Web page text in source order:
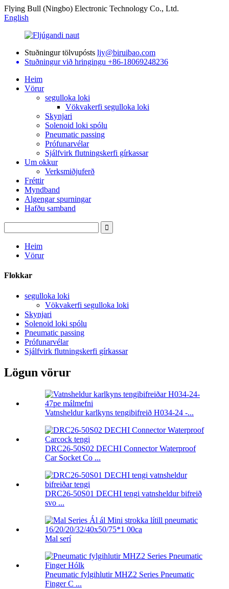
Flying Bull (Ningbo) Electronic Technology Co., Ltd.
English
Stuðningur tölvupósts ljy@biruibao.com
Stuðningur við hringingu +86-18069248236
Heim
Vörur
segulloka loki
Vökvakerfi segulloka loki
Skynjari
Solenoid loki spólu
Pneumatic passing
Prófunarvélar
Sjálfvirk flutningskerfi gírkassar
Um okkur
Verksmiðjuferð
Fréttir
Myndband
Algengar spurningar
Hafðu samband
Heim
Vörur
Flokkar
segulloka loki
Vökvakerfi segulloka loki
Skynjari
Solenoid loki spólu
Pneumatic passing
Prófunarvélar
Sjálfvirk flutningskerfi gírkassar
Lögun vörur
Vatnsheldur karlkyns tengibifreið H034-24 -...
DRC26-50S02 DECHI Connector Waterproof
Car Socket Co ...
DRC26-50S01 DECHI tengi vatnsheldur bifreið
svo ...
Mal serí
Pneumatic fylgihlutir MHZ2 Series Pneumatic
Finger C ...